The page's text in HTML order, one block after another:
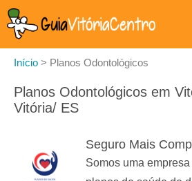
Início > Planos Odontológicos
Planos Odontológicos em
Vitória/ ES
Seguro Mais
Somos uma